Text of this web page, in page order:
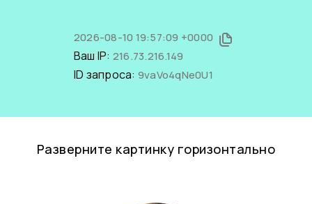
2026-08-10 19:57:09 +0000
Ваш IP: 216.73.216.149
ID запроса: 9vaVo4qNe0U1
Разверните картинку горизонтально